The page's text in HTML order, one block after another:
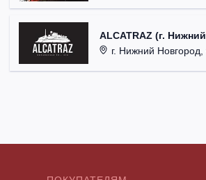
ALCATRAZ (г.
г. Нижний